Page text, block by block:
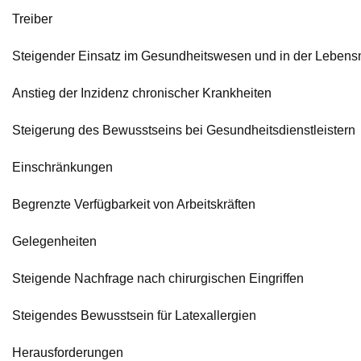
Treiber
Steigender Einsatz im Gesundheitswesen und in der
Anstieg der Inzidenz chronischer Krankheiten
Steigerung des Bewusstseins bei Gesundheitsdienstleistern
Einschränkungen
Begrenzte Verfügbarkeit von Arbeitskräften
Gelegenheiten
Steigende Nachfrage nach chirurgischen Eingriffen
Steigendes Bewusstsein für Latexallergien
Herausforderungen